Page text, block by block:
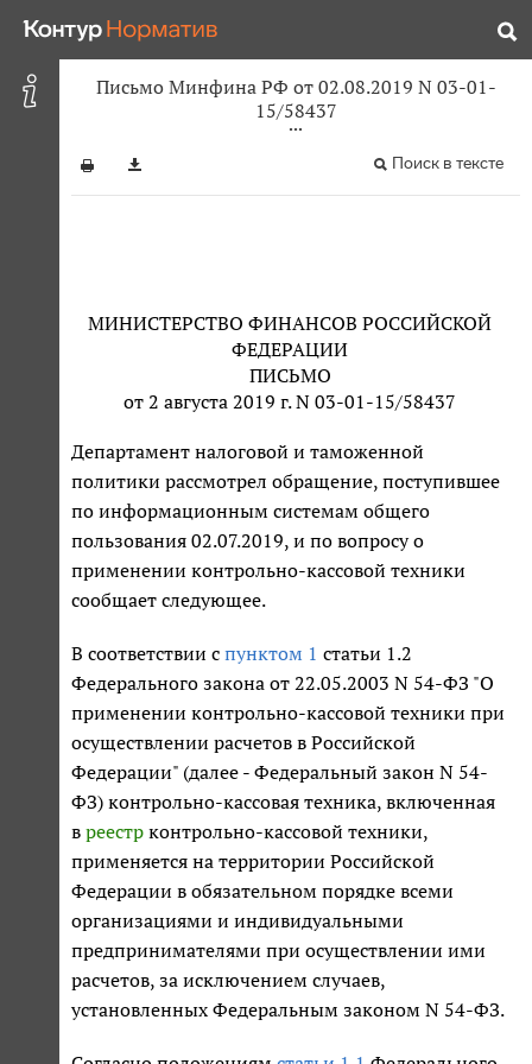
Письмо Минфина РФ от 02.08.2019 N 03-01-
15/58437
Поиск в тексте
МИНИСТЕРСТВО ФИНАНСОВ РОССИЙСКОЙ
ФЕДЕРАЦИИ
ПИСЬМО
от 2 августа 2019 г. N 03-01-15/58437
Департамент налоговой и таможенной
политики рассмотрел обращение, поступившее
по информационным системам общего
пользования 02.07.2019, и по вопросу о
применении контрольно-кассовой техники
сообщает следующее.
В соответствии с пунктом 1 статьи 1.2
Федерального закона от 22.05.2003 N 54-ФЗ "О
применении контрольно-кассовой техники при
осуществлении расчетов в Российской
Федерации" (далее - Федеральный закон N 54-
ФЗ) контрольно-кассовая техника, включенная
в реестр контрольно-кассовой техники,
применяется на территории Российской
Федерации в обязательном порядке всеми
организациями и индивидуальными
предпринимателями при осуществлении ими
расчетов, за исключением случаев,
установленных Федеральным законом N 54-ФЗ.